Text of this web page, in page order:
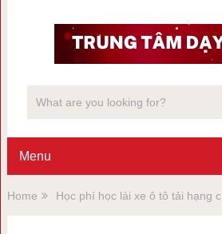
Menu
Home Học phí học lái xe ô tô tải hạng c